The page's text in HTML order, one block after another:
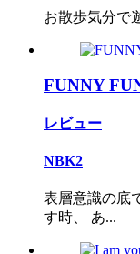
お散歩気分で
FUNNY
レビュー
NBK2
表層意識の底
す時、 あ...